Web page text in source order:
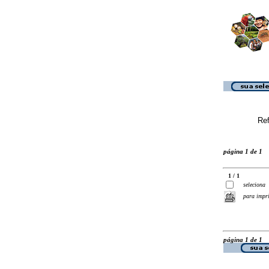
página 1 de 1
1 / 1
seleciona
para
página 1 de 1